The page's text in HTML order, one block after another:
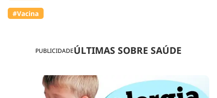
PUBLICIDADEÚLTIMAS SOBRE SAÚDE
#Vacina